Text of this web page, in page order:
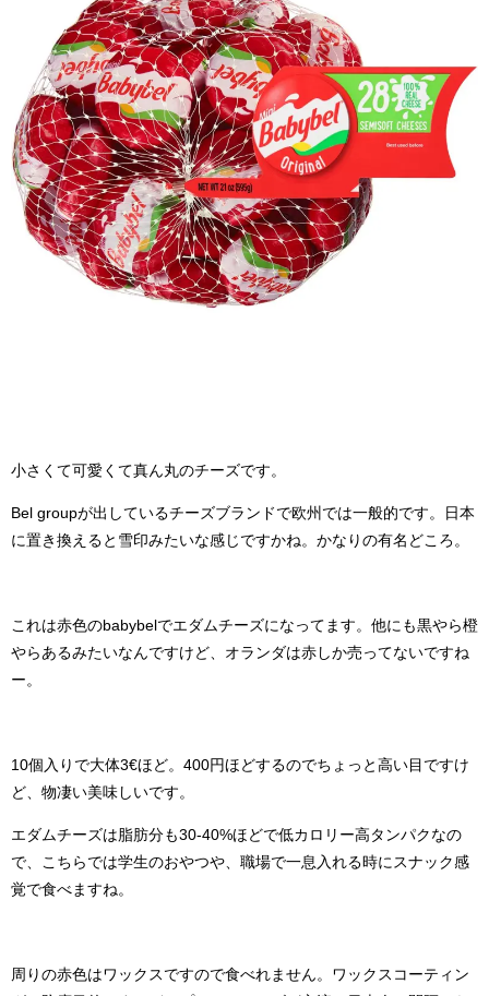
小さくて可愛くて真ん丸のチーズです。
Bel groupが出しているチーズブランドで欧州では一般的です。日本
に置き換えると雪印みたいな感じですかね。かなりの有名どころ。
これは赤色のbabybelでエダムチーズになってます。他にも黒やら橙
やらあるみたいなんですけど、オランダは赤しか売ってないですね
ー。
10個入りで大体3€ほど。 400円ほどするのでちょっと高い目ですけ
ど、物凄い美味しいです。
エダムチーズは脂肪分も30-40%ほどで低カロリー高タンパクなの
で、こちらでは学生のおやつや、職場で一息入れる時にスナック感
覚で食べますね。
周りの赤色はワックスですので食べれません。ワックスコーティン